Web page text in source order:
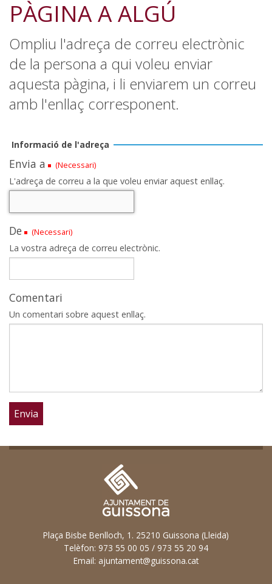
PÀGINA A ALGÚ
Ompliu l'adreça de correu electrònic
de la persona a qui voleu enviar
aquesta pàgina, i li enviarem un correu
amb l'enllaç corresponent.
Informació de l'adreça
Envia a (Necessari)
L'adreça de correu a la que voleu enviar aquest enllaç.
De (Necessari)
La vostra adreça de correu electrònic.
Comentari
Un comentari sobre aquest enllaç.
Plaça Bisbe Benlloch, 1. 25210 Guissona (Lleida)
Telèfon: 973 55 00 05 / 973 55 20 94
Email: ajuntament@guissona.cat